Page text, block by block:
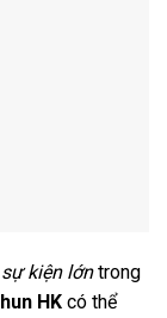
kiện lớntrong
HK có thể